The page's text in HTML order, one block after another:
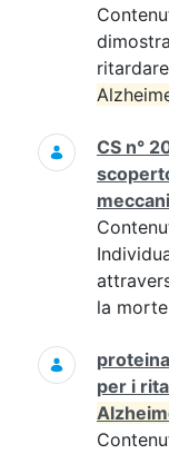
CS n°
la
per i